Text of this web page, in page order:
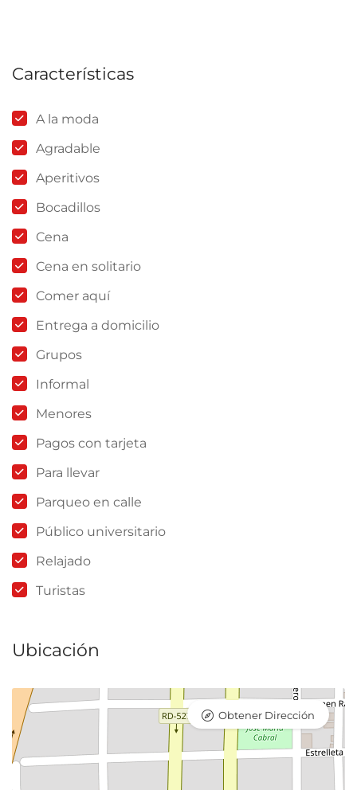
Características
A la moda
Agradable
Aperitivos
Bocadillos
Cena
Cena en solitario
Comer aquí
Entrega a domicilio
Grupos
Informal
Menores
Pagos con tarjeta
Para llevar
Parqueo en calle
Público universitario
Relajado
Turistas
Ubicación
Obtener Dirección